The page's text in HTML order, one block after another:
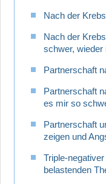
Nach der
Nach der
schwer,
Partnerschaft
Partnerschaft
es mir so
Partnerschaft
zeigen und
Triple-
belastenden